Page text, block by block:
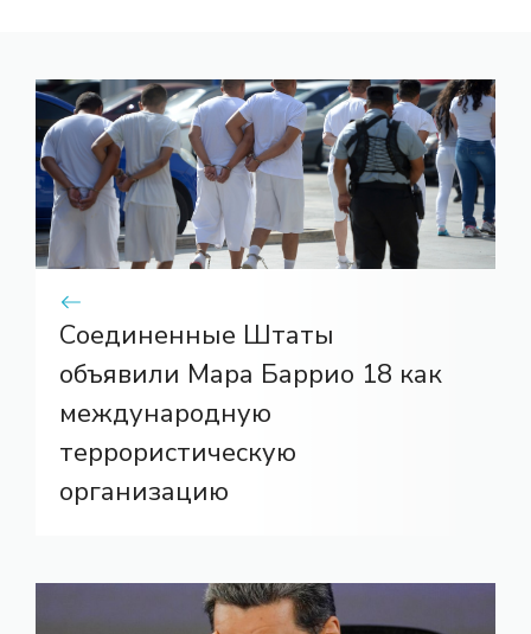
Соединенные Штаты
объявили Мара Баррио 18 как
международную
террористическую
организацию